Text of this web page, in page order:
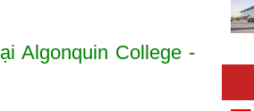
Algonquin College -